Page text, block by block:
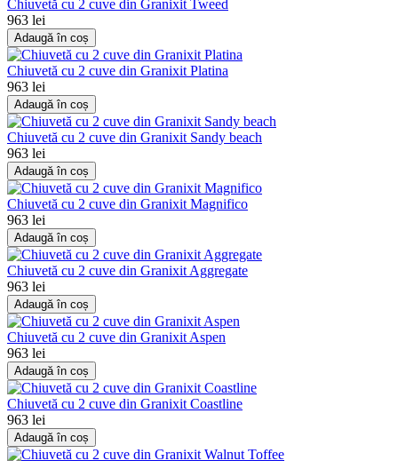
Chiuvetă cu 2 cuve din Granixit Tweed
963 lei
Adaugă în coș
Chiuvetă cu 2 cuve din Granixit Platina
963 lei
Adaugă în coș
Chiuvetă cu 2 cuve din Granixit Sandy beach
963 lei
Adaugă în coș
Chiuvetă cu 2 cuve din Granixit Magnifico
963 lei
Adaugă în coș
Chiuvetă cu 2 cuve din Granixit Aggregate
963 lei
Adaugă în coș
Chiuvetă cu 2 cuve din Granixit Aspen
963 lei
Adaugă în coș
Chiuvetă cu 2 cuve din Granixit Coastline
963 lei
Adaugă în coș